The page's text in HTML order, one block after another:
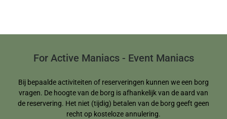
For Active Maniacs - Event Maniacs
Bij bepaalde activiteiten of reserveringen kunnen we een borg
vragen. De hoogte van de borg is afhankelijk van de aard van
de reservering. Het niet (tijdig) betalen van de borg geeft geen
recht op kosteloze annulering.